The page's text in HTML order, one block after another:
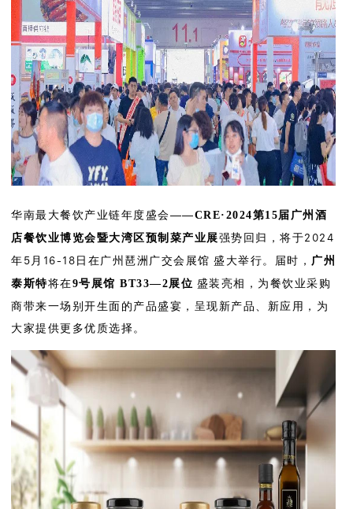
华南最大餐饮产业链年度盛会——CRE·2024第15届广州酒
店餐饮业博览会暨大湾区预制菜产业展强势回归，将于2024
年5月16-18日在广州琶洲广交会展馆 盛大举行。届时， 广州
泰斯特将在9号展馆 BT33—2展位 盛装亮相，为餐饮业采购
商带来一场别开生面的产品盛宴，呈现新产品、新应用，为
大家提供更多优质选择。